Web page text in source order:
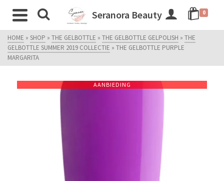
Seranora Beauty 0
HOME » SHOP » THE GELBOTTLE » THE GELBOTTLE GELPOLISH » THE
GELBOTTLE SUMMER 2019 COLLECTIE » THE GELBOTTLE PURPLE
MARGARITA
AANBIEDING